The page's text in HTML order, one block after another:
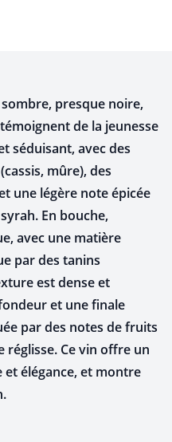
presque noire,
de la jeunesse
séduisant, avec des
mûre), des
une légère note épicée
En bouche,
avec une matière
par des tanins
est dense et
et une finale
par des notes de fruits
réglisse. Ce vin offre un
élégance, et montre